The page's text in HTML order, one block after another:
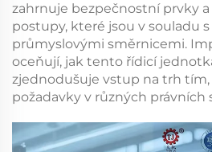
zahrnuje bezpečnostní prvky
postupy, které jsou v souladu
průmyslovými směrnicemi.
oceňují, jak tento řídicí
zjednodušuje vstup na trh
požadavky v různých právních